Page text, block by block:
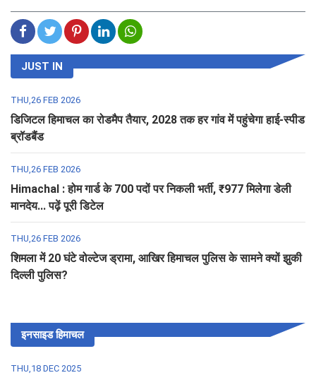
JUST IN
THU,26 FEB 2026
डिजिटल हिमाचल का रोडमैप तैयार, 2028 तक हर गांव में पहुंचेगा हाई-स्पीड
ब्रॉडबैंड
THU,26 FEB 2026
Himachal : होम गार्ड के 700 पदों पर निकली भर्ती, ₹977 मिलेगा डेली
मानदेय... पढ़ें पूरी डिटेल
THU,26 FEB 2026
शिमला में 20 घंटे वोल्टेज ड्रामा, आखिर हिमाचल पुलिस के सामने क्यों झुकी
दिल्ली पुलिस?
इनसाइड हिमाचल
THU,18 DEC 2025